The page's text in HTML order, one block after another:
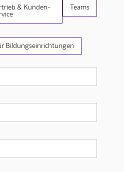
& Kunden-
Teams
Bildungseinrichtungen